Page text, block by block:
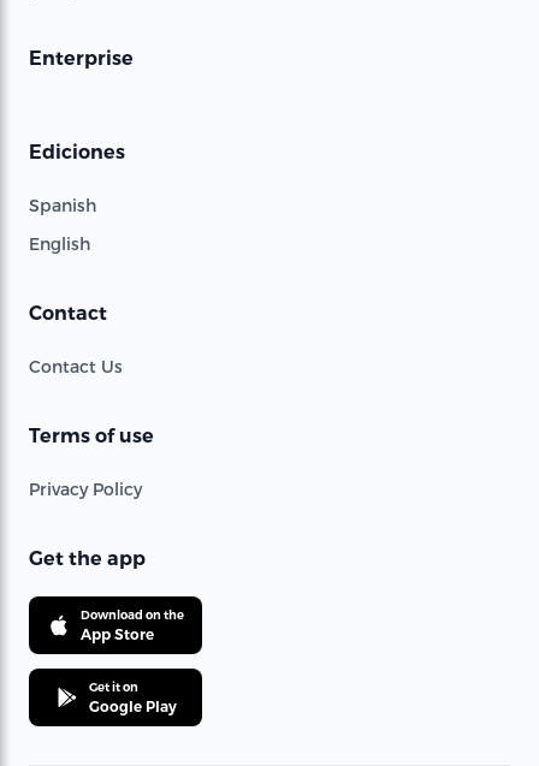
Enterprise
Ediciones
Spanish
English
Contact
Contact Us
Terms of use
Privacy Policy
Get the app
Download on the
App Store
Get it on
Google Play